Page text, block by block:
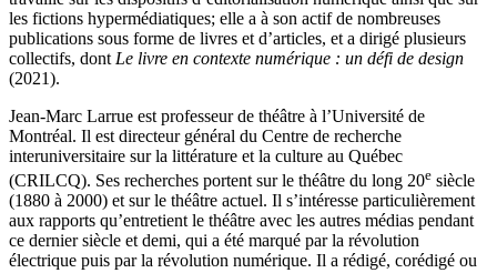
les fictions hypermédiatiques; elle a à son actif de nombreuses
publications sous forme de livres et d’articles, et a dirigé plusieurs
collectifs, dont Le livre en contexte numérique : un défi de design
(2021).
Jean-Marc Larrue est professeur de théâtre à l’Université de
Montréal. Il est directeur général du Centre de recherche
interuniversitaire sur la littérature et la culture au Québec
(CRILCQ). Ses recherches portent sur le théâtre du long 20e siècle
(1880 à 2000) et sur le théâtre actuel. Il s’intéresse particulièrement
aux rapports qu’entretient le théâtre avec les autres médias pendant
ce dernier siècle et demi, qui a été marqué par la révolution
électrique puis par la révolution numérique. Il a rédigé, corédigé ou